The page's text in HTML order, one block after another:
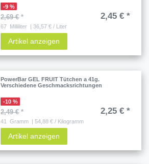
-9 %
2,69 €* 2,45 € *
67 Milliliter | 36,57 € / Liter
Artikel anzeigen
PowerBar GEL FRUIT Tütchen a 41g.
Verschiedene Geschmacksrichtungen
-10 %
2,49 €* 2,25 € *
41 Gramm | 54,88 € / Kilogramm
Artikel anzeigen